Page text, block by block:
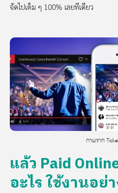
จัดไปเต็ม ๆ 100% เลยทีเดียว
ภาพจาก
แล้ว Paid
อะไร ใช้งานอย่